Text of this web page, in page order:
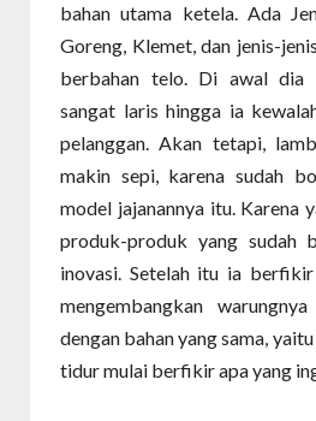
bahan utama ketela. Ada
Goreng, Klemet, dan jenis-
berbahan telo. Di awal dia
sangat laris hingga ia
pelanggan. Akan tetapi,
makin sepi, karena sudah
model jajanannya itu. Karena
produk-produk yang sudah
inovasi. Setelah itu ia
mengembangkan
dengan bahan yang sama,
tidur mulai berfikir apa yang